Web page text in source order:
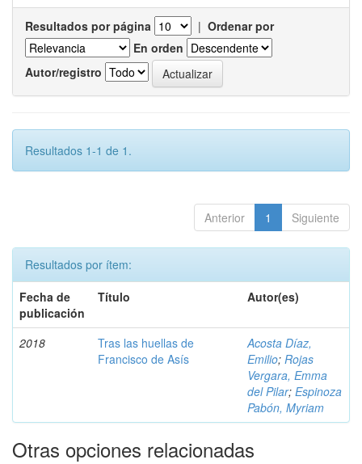
Resultados por página | Ordenar por
En orden
Autor/registro
Resultados 1-1 de 1.
Anterior 1 Siguiente
Resultados por ítem:
Fecha de
publicación
Título Autor(es)
2018
Tras las huellas de
Francisco de Asís
Acosta Díaz,
Emilio; Rojas
Vergara, Emma
del Pilar; Espinoza
Pabón, Myriam
Otras opciones relacionadas